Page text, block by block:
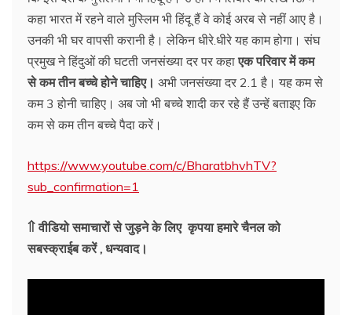
कहा भारत में रहने वाले मुस्लिम भी हिंदू हैं वे कोई अरब से नहीं आए है।
उनकी भी घर वापसी करानी है। लेकिन धीरे.धीरे यह काम होगा। संघ
प्रमुख ने हिंदुओं की घटती जनसंख्या दर पर कहाएक परिवार में कम
से कम तीन बच्चे होने चाहिए। अभी जनसंख्या दर 2.1 है। यह कम से
कम 3 होनी चाहिए। अब जो भी बच्चे शादी कर रहे हैं उन्हें बताइए कि
कम से कम तीन बच्चे पैदा करें।
https://www.youtube.com/c/BharatbhvhTV?
sub_confirmation=1
⇑ वीडियो समाचारों से जुड़ने के लिए कृपया हमारे चैनल को
सबस्क्राईब करें , धन्यवाद।